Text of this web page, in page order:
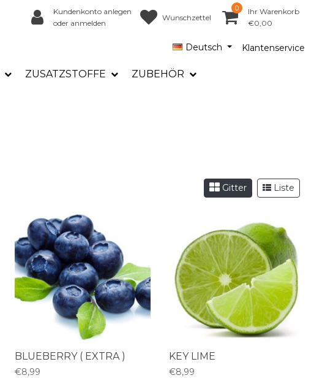
Kundenkonto anlegen
oder anmelden
Wunschzettel
0
Ihr Warenkorb
€0,00
Deutsch Klantenservice
ZUSATZSTOFFE ZUBEHÖR
Gitter Liste
BLUEBERRY ( EXTRA )
€8,99
KEY LIME
€8,99